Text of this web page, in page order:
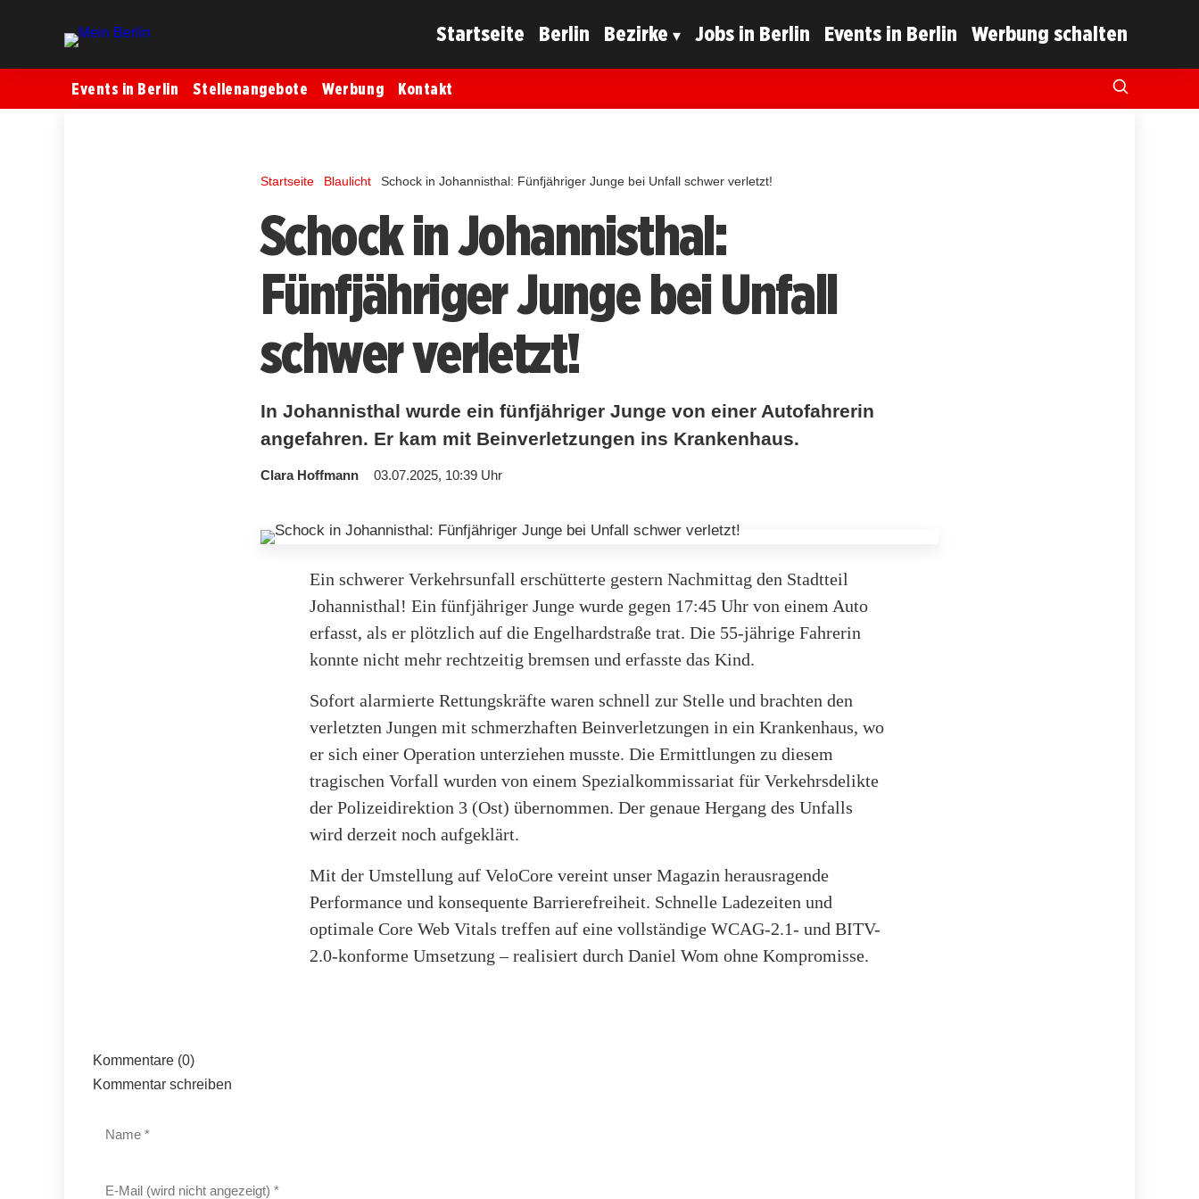
Startseite Berlin Bezirke Jobs in Berlin Events in Berlin Werbung schalten
Events in Berlin Stellenangebote Werbung Kontakt
Startseite Blaulicht Schock in Johannisthal: Fünfjähriger Junge bei Unfall schwer verletzt!
Schock in Johannisthal:
Fünfjähriger Junge bei Unfall
schwer verletzt!
In Johannisthal wurde ein fünfjähriger Junge von einer Autofahrerin
angefahren. Er kam mit Beinverletzungen ins Krankenhaus.
Clara Hoffmann 03.07.2025, 10:39 Uhr
Ein schwerer Verkehrsunfall erschütterte gestern Nachmittag den Stadtteil
Johannisthal! Ein fünfjähriger Junge wurde gegen 17:45 Uhr von einem Auto
erfasst, als er plötzlich auf die Engelhardstraße trat. Die 55-jährige Fahrerin
konnte nicht mehr rechtzeitig bremsen und erfasste das Kind.
Sofort alarmierte Rettungskräfte waren schnell zur Stelle und brachten den
verletzten Jungen mit schmerzhaften Beinverletzungen in ein Krankenhaus, wo
er sich einer Operation unterziehen musste. Die Ermittlungen zu diesem
tragischen Vorfall wurden von einem Spezialkommissariat für Verkehrsdelikte
der Polizeidirektion 3 (Ost) übernommen. Der genaue Hergang des Unfalls
wird derzeit noch aufgeklärt.
Mit der Umstellung auf VeloCore vereint unser Magazin herausragende
Performance und konsequente Barrierefreiheit. Schnelle Ladezeiten und
optimale Core Web Vitals treffen auf eine vollständige WCAG-2.1- und BITV-
2.0-konforme Umsetzung – realisiert durch Daniel Wom ohne Kompromisse.
Kommentare (0)
Kommentar schreiben